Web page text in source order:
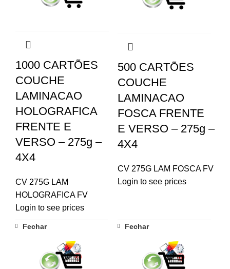
1000 CARTÕES
COUCHE
LAMINACAO
HOLOGRAFICA
FRENTE E
VERSO – 275g –
4X4
CV 275G LAM
HOLOGRAFICA FV
Login to see prices
500 CARTÕES
COUCHE
LAMINACAO
FOSCA FRENTE
E VERSO – 275g –
4X4
CV 275G LAM FOSCA FV
Login to see prices
Fechar Fechar